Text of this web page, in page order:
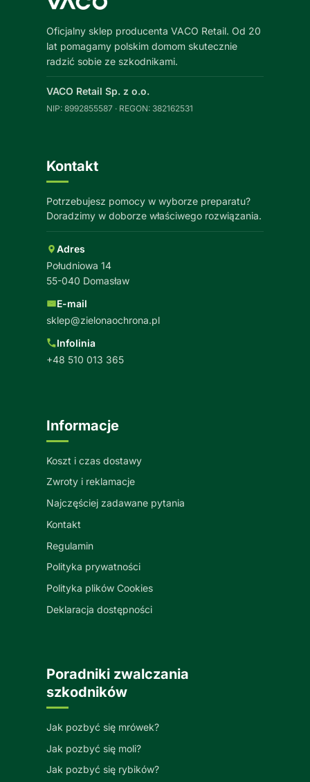
Oficjalny sklep producenta VACO Retail. Od 20
lat pomagamy polskim domom skutecznie
radzić sobie ze szkodnikami.
VACO Retail Sp. z o.o.
NIP: 8992855587 · REGON: 382162531
Kontakt
Potrzebujesz pomocy w wyborze preparatu?
Doradzimy w doborze właściwego rozwiązania.
Adres
Południowa 14
55-040 Domasław
E-mail
sklep@zielonaochrona.pl
Infolinia
+48 510 013 365
Informacje
Koszt i czas dostawy
Zwroty i reklamacje
Najczęściej zadawane pytania
Kontakt
Regulamin
Polityka prywatności
Polityka plików Cookies
Deklaracja dostępności
Poradniki zwalczania
szkodników
Jak pozbyć się mrówek?
Jak pozbyć się moli?
Jak pozbyć się rybików?